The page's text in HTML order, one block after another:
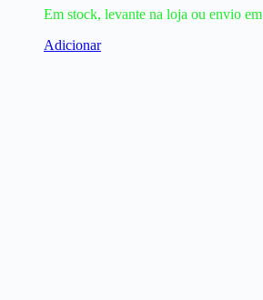
Em stock, levante na loja ou envio
Adicionar